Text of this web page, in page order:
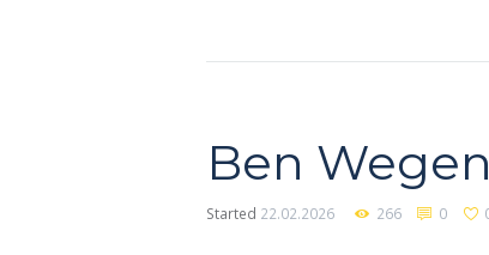
Ben
Started 22.02.2026 266 0